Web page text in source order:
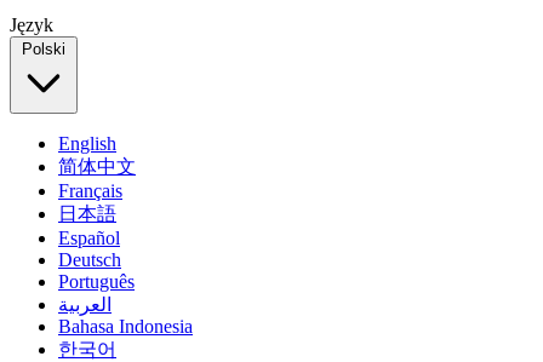
Język
Polski
English
简体中文
Français
日本語
Español
Deutsch
Português
العربية
Bahasa Indonesia
한국어